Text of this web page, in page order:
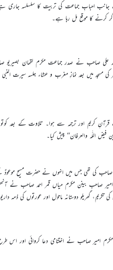
احبابِ جماعت کی تربیت کا سلسلسہ جاری
کا موقع مل رہا ہے۔
احمد علی صاحب نے صدر جماعت مکرم لقمان
قرآنِ کریم اور ترجمہ سے ہوا۔ تلاوت کے بعد
فیض اللّٰہ والعرفان‘‘ پیش کیا۔
صاحب کی تھی جس میں انہوں نے حضرت مسیح
امیر صاحب بینن مکرم میاں قمر احمد
گھریلو دوستانہ ماحول اور عورتوں کی ذمہ
امیر صاحب نے اختتامی دعا کروائی اور اس طرح